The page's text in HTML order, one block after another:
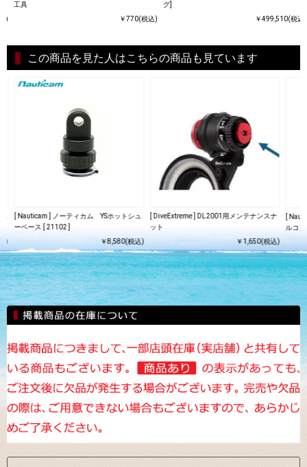
)
工具
￥770(税込)
グ]
￥499,510(税込)
この商品を見た人はこちらの商品も見ています
)
[ Nauticam ] ノーティカム YSホットシュ
ーベース [ 21102 ]
￥8,580(税込)
[ DiveExtreme ] DL2001用メンテナンスナ
ット
￥1,650(税込)
[
ルコ